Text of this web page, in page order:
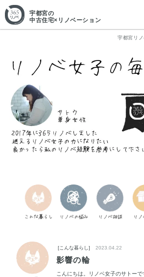
宇都宮の
中古住宅×リノベーション
宇都宮リ
[こんな暮らし] 2023.04.22
影響の輪
こんにちは。リノベ女子のサトー